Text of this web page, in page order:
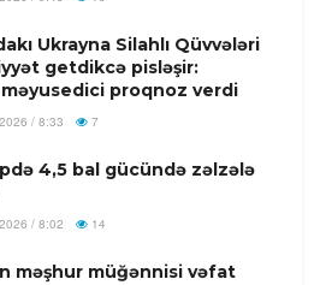
Ukrayna Silahlı Qüvvələri
getdikcə pisləşir:
proqnoz verdi
/ 8:33 7
4,5 bal gücündə zəlzələ
/ 8:02 14
məşhur müğənnisi vəfat